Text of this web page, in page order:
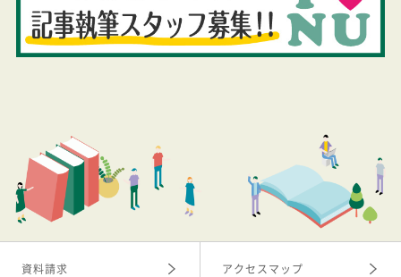
資料請求 アクセスマップ